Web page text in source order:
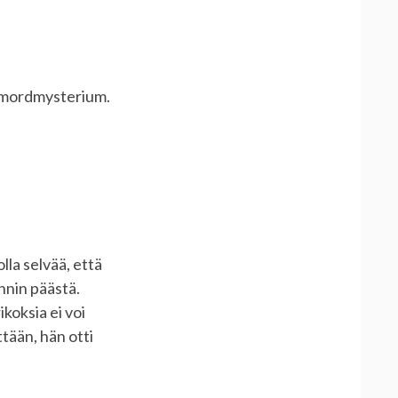
selvää, että
päästä.
ei voi
hän otti